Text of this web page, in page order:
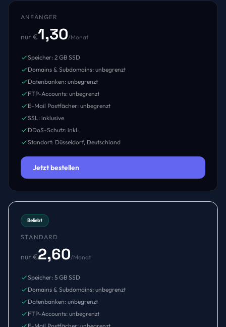
ANFÄNGER
nur €1,30/Monat
Speicher: 2 GB SSD
Domains & Subdomains: unbegrenzt
Datenbanken: unbegrenzt
FTP-Accounts: unbegrenzt
E-Mail Postfächer: unbegrenzt
SSL: inklusive
DDoS-Schutz: inkl.
Standort: Düsseldorf, Deutschland
Jetzt bestellen
Beliebt
STANDARD
nur €2,60/Monat
Speicher: 5 GB SSD
Domains & Subdomains: unbegrenzt
Datenbanken: unbegrenzt
FTP-Accounts: unbegrenzt